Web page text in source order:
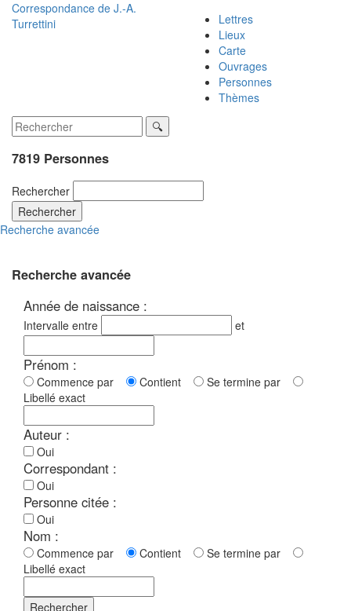
Correspondance de J.-A.
Turrettini
Lettres
Lieux
Carte
Ouvrages
Personnes
Thèmes
7819 Personnes
Rechercher
Rechercher
Recherche avancée
Recherche avancée
Année de naissance :
Intervalle entre et
Prénom :
Commence par Contient
Se termine par
Libellé exact
Auteur :
Oui
Correspondant :
Oui
Personne citée :
Oui
Nom :
Commence par Contient
Se termine par
Libellé exact
Rechercher